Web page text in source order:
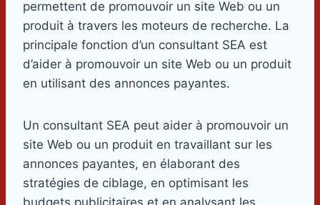
permettent de promouvoir un site Web ou un
produit à travers les moteurs de recherche. La
principale fonction d’un consultant SEA est
d’aider à promouvoir un site Web ou un produit
en utilisant des annonces payantes.
Un consultant SEA peut aider à promouvoir un
site Web ou un produit en travaillant sur les
annonces payantes, en élaborant des
stratégies de ciblage, en optimisant les
budgets publicitaires et en analysant les